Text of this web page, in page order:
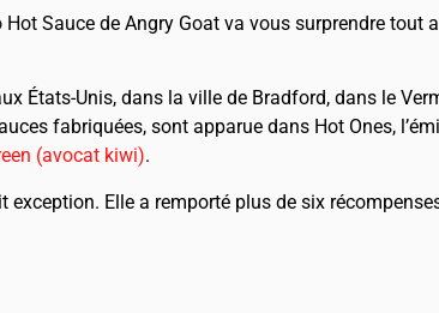
Hot Sauce de Angry Goat va vous surprendre tout
États-Unis, dans la ville de Bradford, dans le
fabriquées, sont apparue dans Hot Ones,
(avocat kiwi).
Elle a remporté plus de six